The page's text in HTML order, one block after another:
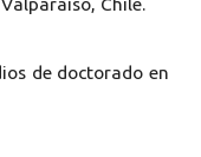
de doctorado en